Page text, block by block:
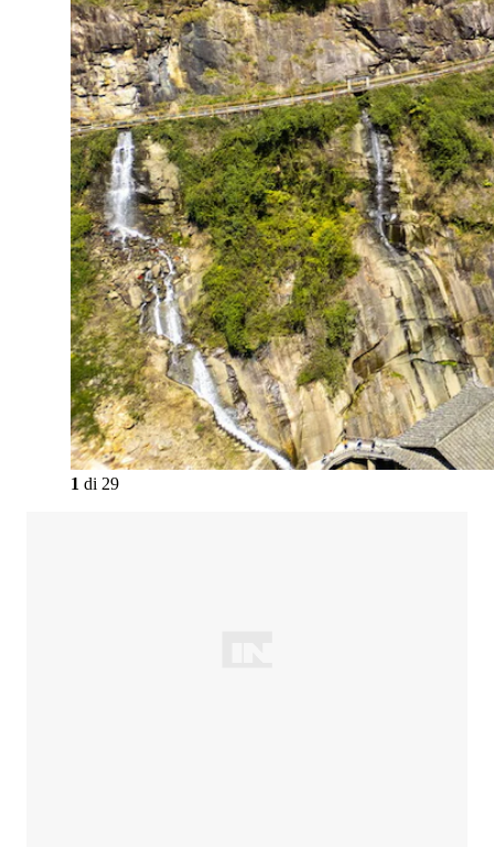
1 di 29